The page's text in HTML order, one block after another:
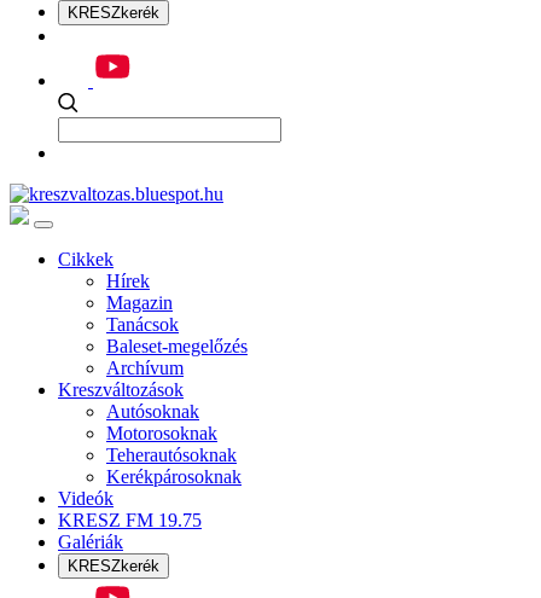
KRESZkerék
Cikkek
Hírek
Magazin
Tanácsok
Baleset-megelőzés
Archívum
Kreszváltozások
Autósoknak
Motorosoknak
Teherautósoknak
Kerékpárosoknak
Videók
KRESZ FM 19.75
Galériák
KRESZkerék